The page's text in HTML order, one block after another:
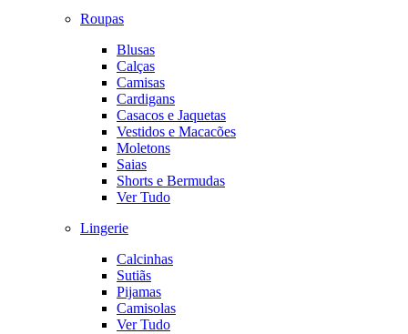
Roupas
Blusas
Calças
Camisas
Cardigans
Casacos e Jaquetas
Vestidos e Macacões
Moletons
Saias
Shorts e Bermudas
Ver Tudo
Lingerie
Calcinhas
Sutiãs
Pijamas
Camisolas
Ver Tudo